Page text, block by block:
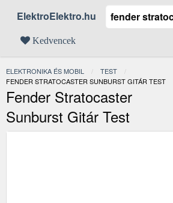
ElektroElektro.hu
Kedvencek
ELEKTRONIKA ÉS MOBIL
TEST
JELENLEGI:
FENDER STRATOCASTER SUNBURST GITÁR TEST
Fender Stratocaster
Sunburst Gitár Test